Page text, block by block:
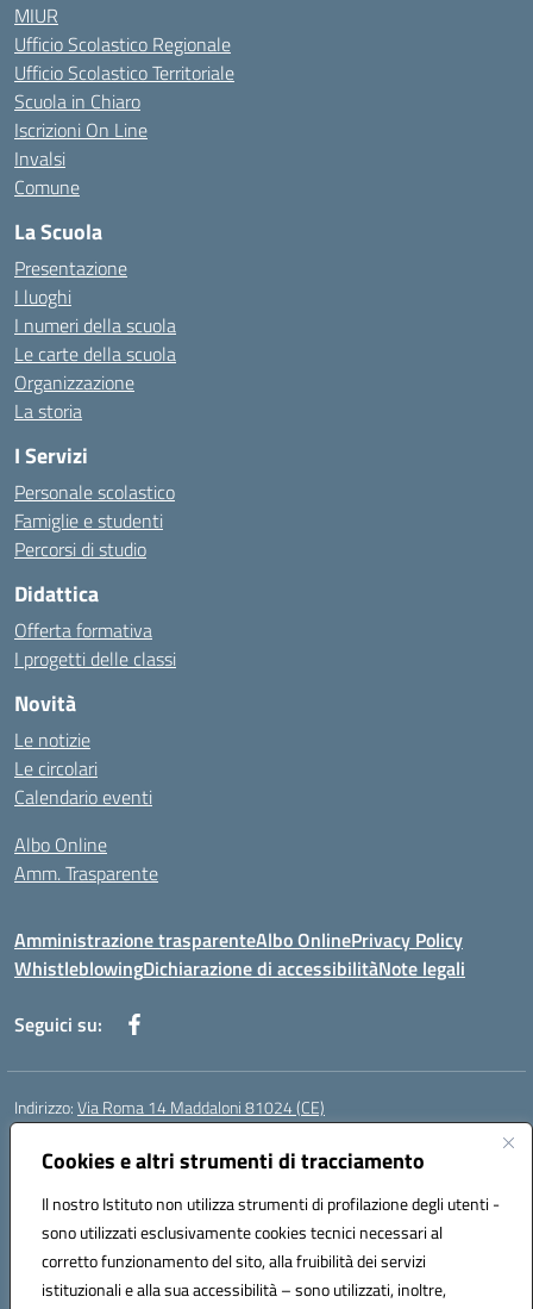
Cookies e altri strumenti di tracciamento
Il nostro Istituto non utilizza strumenti di profilazione degli utenti -
sono utilizzati esclusivamente cookies tecnici necessari al
corretto funzionamento del sito, alla fruibilità dei servizi
istituzionali e alla sua accessibilità – sono utilizzati, inoltre,
MIUR
Ufficio Scolastico Regionale
Ufficio Scolastico Territoriale
Scuola in Chiaro
Iscrizioni On Line
Invalsi
Comune
La Scuola
Presentazione
I luoghi
I numeri della scuola
Le carte della scuola
Organizzazione
La storia
I Servizi
Personale scolastico
Famiglie e studenti
Percorsi di studio
Didattica
Offerta formativa
I progetti delle classi
Novità
Le notizie
Le circolari
Calendario eventi
Albo Online
Amm. Trasparente
Amministrazione trasparenteAlbo OnlinePrivacy Policy
WhistleblowingDichiarazione di accessibilitàNote legali
Seguici su:
Indirizzo:Via Roma 14 Maddaloni 81024 (CE)
Centralino:
Posta elettronica certificata (PEC):ceic8an00r@pec.istruzione.it
Codice fiscale: 80006190617
Codice meccanografico:CEIC8AN00R
Codice Indice delle Pubbliche Amministrazioni (IPA): icmvce
Codice unico di fatturazione (CUF): UFORSV